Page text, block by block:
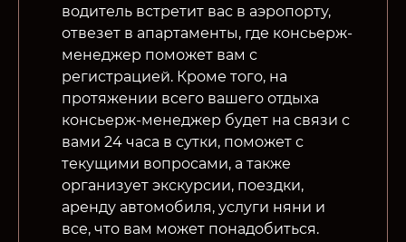
водитель встретит вас в аэропорту,
отвезет в апартаменты, где консьерж-
менеджер поможет вам с
регистрацией. Кроме того, на
протяжении всего вашего отдыха
консьерж-менеджер будет на связи с
вами 24 часа в сутки, поможет с
текущими вопросами, а также
организует экскурсии, поездки,
аренду автомобиля, услуги няни и
все, что вам может понадобиться.